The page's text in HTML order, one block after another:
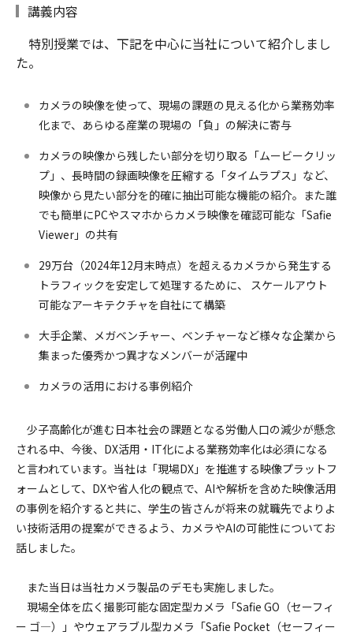
講義内容
特別授業では、下記を中心に当社について紹介しまし
た。
カメラの映像を使って、現場の課題の見える化から業務効率
化まで、あらゆる産業の現場の「負」の解決に寄与
カメラの映像から残したい部分を切り取る「ムービークリッ
プ」、長時間の録画映像を圧縮する「タイムラプス」など、
映像から見たい部分を的確に抽出可能な機能の紹介。また誰
でも簡単にPCやスマホからカメラ映像を確認可能な「Safie
Viewer」の共有
29万台（2024年12月末時点）を超えるカメラから発生する
トラフィックを安定して処理するために、 スケールアウト
可能なアーキテクチャを自社にて構築
大手企業、メガベンチャー、ベンチャーなど様々な企業から
集まった優秀かつ異才なメンバーが活躍中
カメラの活用における事例紹介
少子高齢化が進む日本社会の課題となる労働人口の減少が懸念
される中、今後、DX活用・IT化による業務効率化は必須になる
と言われています。当社は「現場DX」を推進する映像プラットフ
ォームとして、DXや省人化の観点で、AIや解析を含めた映像活用
の事例を紹介すると共に、学生の皆さんが将来の就職先でよりよ
い技術活用の提案ができるよう、カメラやAIの可能性についてお
話しました。
また当日は当社カメラ製品のデモも実施しました。
現場全体を広く撮影可能な固定型カメラ「Safie GO（セーフィ
ー ゴ―）」やウェアラブル型カメラ「Safie Pocket（セーフィー